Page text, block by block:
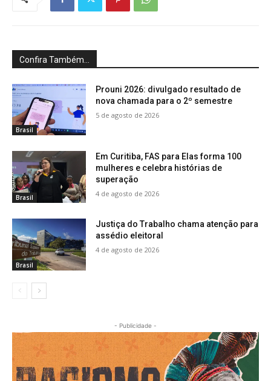
Confira Também...
Brasil
Prouni 2026: divulgado resultado de
nova chamada para o 2º semestre
5 de agosto de 2026
Brasil
Em Curitiba, FAS para Elas forma 100
mulheres e celebra histórias de
superação
4 de agosto de 2026
Brasil
Justiça do Trabalho chama atenção para
assédio eleitoral
4 de agosto de 2026
- Publicidade -